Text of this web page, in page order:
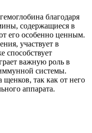
благодаря
содержащиеся в
его особенно ценным.
участвует в
способствует
важную роль в
системы.
так как от него
аппарата.